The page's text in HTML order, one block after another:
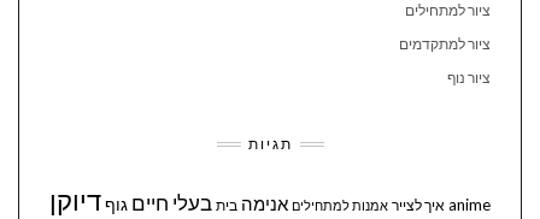
ציור למתחילים
ציור למתקדמים
ציור נוף
תגיות
anime איך לצייר אמנות למתחילים אנימה בית בעלי חיים גוףדיוקן